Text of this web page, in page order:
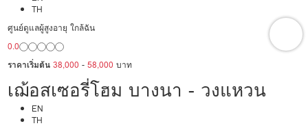
TH
ศูนย์ดูแลผู้สูงอายุ ใกล้ฉัน
0.0
ราคาเริ่มต้น 38,000 -58,000 บาท
เฌ้อสเซอรี่โฮม บางนา - วงแหวน
EN
TH